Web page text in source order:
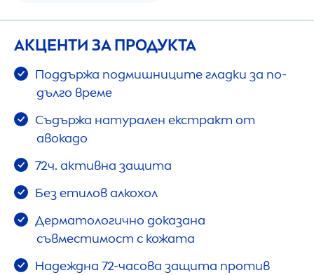
АКЦЕНТИ ЗА ПРОДУКТА
Поддържа подмишниците гладки за по-
дълго време
Съдържа натурален екстракт от
авокадо
72ч. активна защита
Без етилов алкохол
Дерматологично доказана
съвместимост с кожата
Надеждна 72-часова защита против